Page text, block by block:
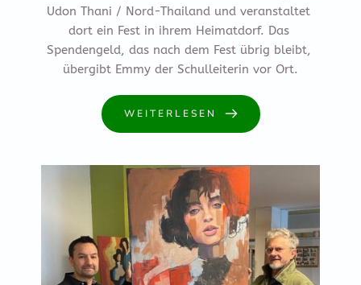
Udon Thani / Nord-Thailand und veranstaltet
dort ein Fest in ihrem Heimatdorf. Das
Spendengeld, das nach dem Fest übrig bleibt,
übergibt Emmy der Schulleiterin vor Ort.
WEITERLESEN